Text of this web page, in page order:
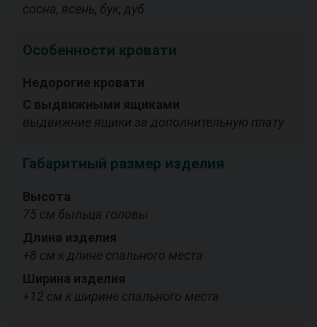
сосна, ясень, бук, дуб
Особенности кровати
Недорогие кровати
С выдвижными ящиками
выдвижние ящики за дополнительную плату
Габаритный размер изделия
Высота
75 см быльца головы
Длина изделия
+8 см к длине спального места
Ширина изделия
+12 см к ширине спального места